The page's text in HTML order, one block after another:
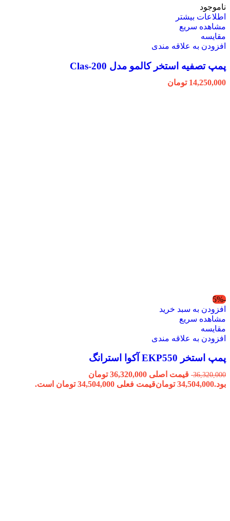
ناموجود
اطلاعات بیشتر
مشاهده سریع
مقایسه
افزودن به علاقه مندی
پمپ تصفیه استخر کالمو مدل Clas-200
14,250,000 تومان
-5%
افزودن به سبد خرید
مشاهده سریع
مقایسه
افزودن به علاقه مندی
پمپ استخر EKP550 آکوا استرانگ
36,320,000
قیمت اصلی 36,320,000 تومان
بود.34,504,000 تومانقیمت فعلی 34,504,000 تومان است.